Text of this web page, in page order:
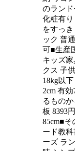
のラン
化粧有
をすっ
ック 普
可■生産
キッズ
クス 子
18kg以
2cm 有
るもの
板 8393
85cm■
ード教科
ーズ ラ